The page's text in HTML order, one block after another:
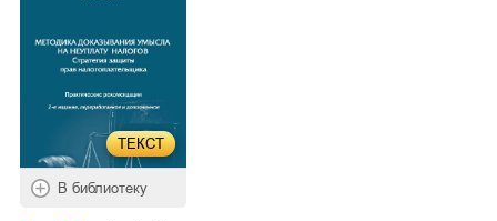
ТЕКСТ
В библиотеку